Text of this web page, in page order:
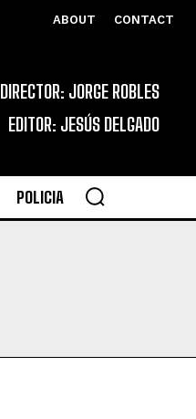
ABOUT CONTACT
DIRECTOR: JORGE ROBLES
EDITOR: JESÚS DELGADO
POLICIA